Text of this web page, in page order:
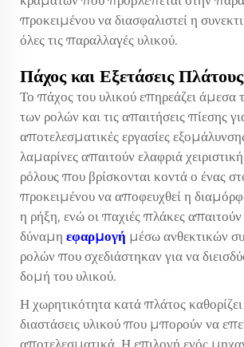
προκειμένου να διασφαλιστεί η
όλες τις παραλλαγές υλικού.
Πάχος και Εξετάσεις Πλάτους
Το πάχος του υλικού επηρεάζει άμεσα
των ρολών και τις απαιτήσεις πίεσης
αποτελεσματικές εργασίες
λαμαρίνες απαιτούν ελαφριά
ρόλους που βρίσκονται κοντά ο ένας
προκειμένου να αποφευχθεί η
η ρήξη, ενώ οι παχιές πλάκες
δύναμη εφαρμογή μέσω ανθεκτικών
ρολών που σχεδιάστηκαν για να
δομή του υλικού.
Η χωρητικότητα κατά πλάτος καθορίζει
διαστάσεις υλικού που μπορούν να